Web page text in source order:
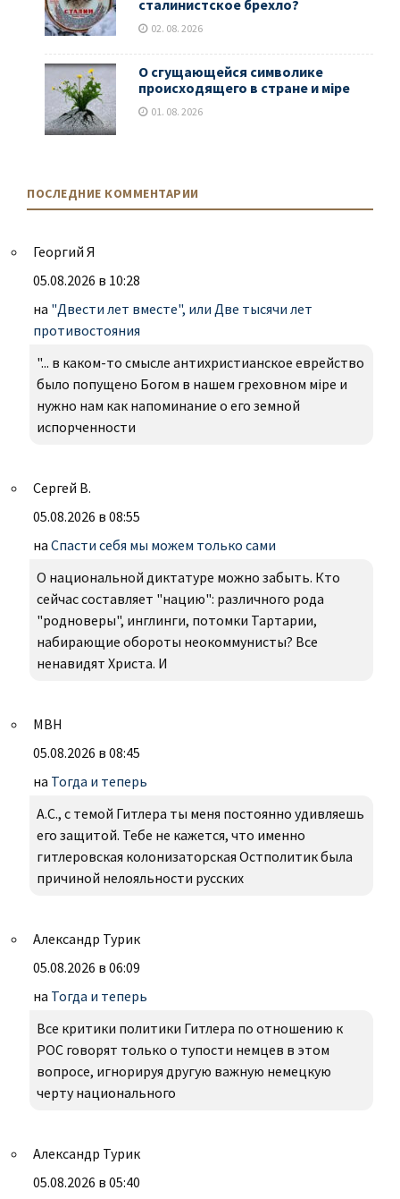
сталинистское брехло?
02. 08. 2026
О сгущающейся символике
происходящего в стране и мiре
01. 08. 2026
ПОСЛЕДНИЕ КОММЕНТАРИИ
Георгий Я
05.08.2026 в 10:28
на "Двести лет вместе", или Две тысячи лет
противостояния
"... в каком-то смысле антихристианское еврейство
было попущено Богом в нашем греховном міре и
нужно нам как напоминание о его земной
испорченности
Сергей В.
05.08.2026 в 08:55
на Спасти себя мы можем только сами
О национальной диктатуре можно забыть. Кто
сейчас составляет "нацию": различного рода
"родноверы", инглинги, потомки Тартарии,
набирающие обороты неокоммунисты? Все
ненавидят Христа. И
МВН
05.08.2026 в 08:45
на Тогда и теперь
А.С., с темой Гитлера ты меня постоянно удивляешь
его защитой. Тебе не кажется, что именно
гитлеровская колонизаторская Остполитик была
причиной нелояльности русских
Александр Турик
05.08.2026 в 06:09
на Тогда и теперь
Все критики политики Гитлера по отношению к
РОС говорят только о тупости немцев в этом
вопросе, игнорируя другую важную немецкую
черту национального
Александр Турик
05.08.2026 в 05:40